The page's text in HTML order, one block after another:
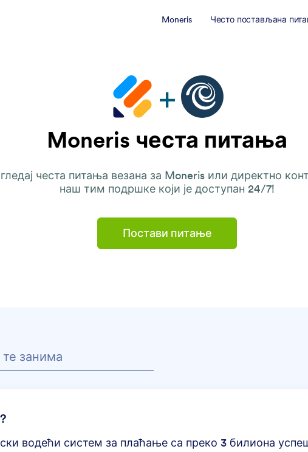
Moneris Често постављана
Moneris честа питања
честа питања везана за Moneris или директно
наш тим подршке који је доступан 24/7!
Постави питање
водећи систем за плаћање са преко 3 билиона